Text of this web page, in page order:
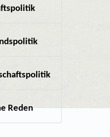
Reden hier klicken